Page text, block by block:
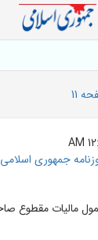
11
جمهوری اسلامی